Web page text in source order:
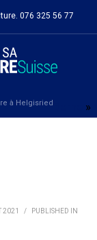
076 325 56 77
»
à Helgisried
2021 / PUBLISHED IN